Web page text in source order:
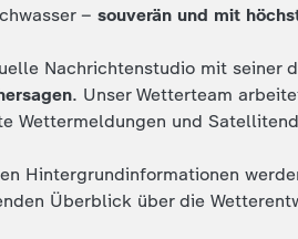
– souverän und mit
Nachrichtenstudio mit seiner
. Unser Wetterteam
Wettermeldungen und
Hintergrundinformationen
Überblick über die